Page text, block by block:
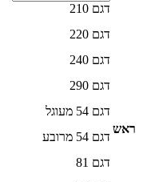
ראש
דגם 210
דגם 220
דגם 240
דגם 290
דגם 54 מעוגל
דגם 54 מרובע
דגם 81